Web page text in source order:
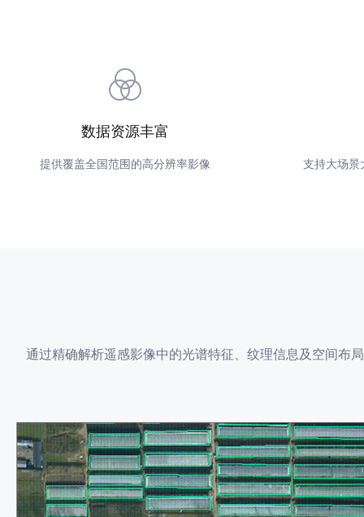
数据资源丰富
提供覆盖全国范围的高分辨率影像 支持大场景
通过精确解析遥感影像中的光谱特征、纹理信息及空间布